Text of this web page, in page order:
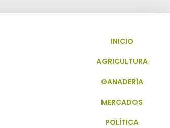
INICIO
AGRICULTURA
GANADERÍA
MERCADOS
POLÍTICA